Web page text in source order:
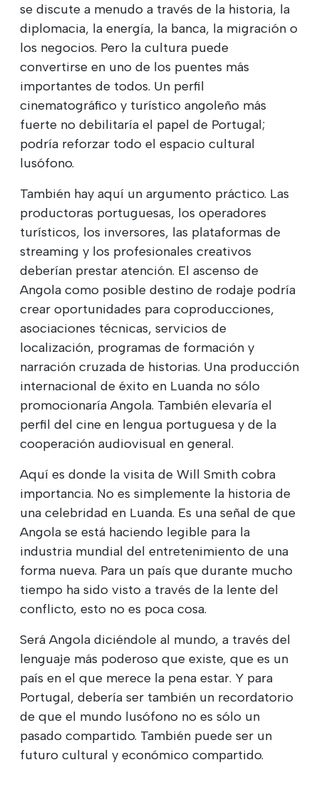
se discute a menudo a través de la historia, la
diplomacia, la energía, la banca, la migración o
los negocios. Pero la cultura puede
convertirse en uno de los puentes más
importantes de todos. Un perfil
cinematográfico y turístico angoleño más
fuerte no debilitaría el papel de Portugal;
podría reforzar todo el espacio cultural
lusófono.
También hay aquí un argumento práctico. Las
productoras portuguesas, los operadores
turísticos, los inversores, las plataformas de
streaming y los profesionales creativos
deberían prestar atención. El ascenso de
Angola como posible destino de rodaje podría
crear oportunidades para coproducciones,
asociaciones técnicas, servicios de
localización, programas de formación y
narración cruzada de historias. Una producción
internacional de éxito en Luanda no sólo
promocionaría Angola. También elevaría el
perfil del cine en lengua portuguesa y de la
cooperación audiovisual en general.
Aquí es donde la visita de Will Smith cobra
importancia. No es simplemente la historia de
una celebridad en Luanda. Es una señal de que
Angola se está haciendo legible para la
industria mundial del entretenimiento de una
forma nueva. Para un país que durante mucho
tiempo ha sido visto a través de la lente del
conflicto, esto no es poca cosa.
Será Angola diciéndole al mundo, a través del
lenguaje más poderoso que existe, que es un
país en el que merece la pena estar. Y para
Portugal, debería ser también un recordatorio
de que el mundo lusófono no es sólo un
pasado compartido. También puede ser un
futuro cultural y económico compartido.